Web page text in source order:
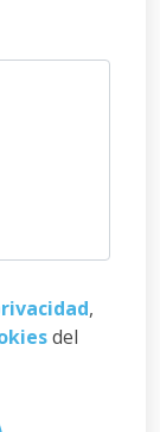
,
del